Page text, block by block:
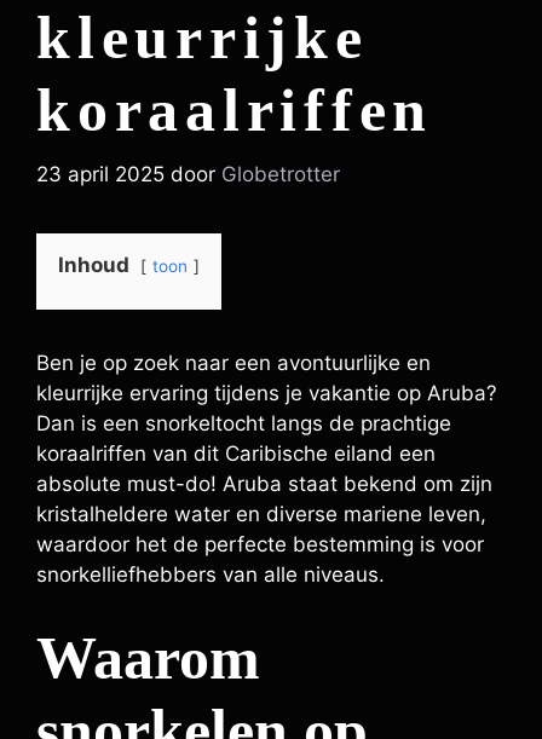
kleurrijke
koraalriffen
23 april 2025 door Globetrotter
Inhoud toon
Ben je op zoek naar een avontuurlijke en
kleurrijke ervaring tijdens je vakantie op Aruba?
Dan is een snorkeltocht langs de prachtige
koraalriffen van dit Caribische eiland een
absolute must-do! Aruba staat bekend om zijn
kristalheldere water en diverse mariene leven,
waardoor het de perfecte bestemming is voor
snorkelliefhebbers van alle niveaus.
Waarom